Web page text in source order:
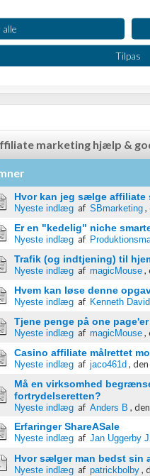
1 ud af 1 (7 indlæg)
marketing hjælp &
Hvor kan jeg sælge affiliate
Nyeste indlægaf SBmarketing ,
Er en "kedelig" niche
Nyeste indlægaf
Trafik (og indtjening) til
Nyeste indlægaf magicMouse ,
Hvem kan løse denne
Nyeste indlægaf Kenneth
Tjene penge på one page'er
Nyeste indlægaf magicMouse ,
Casino affiliate målrettet
Nyeste indlægaf jaco461d ,
Må en virksomhed
fortrydelseretten?
Nyeste indlægaf Anders B ,
Erfaringer ShareASale
Nyeste indlægaf Jan Uggerby
Hvor sælger man bedst sin
Nyeste indlægaf patrickbolby ,
annoncering
indhold
eller
til at vælge indhold
på aktivt anmodede
alle
Tilpas